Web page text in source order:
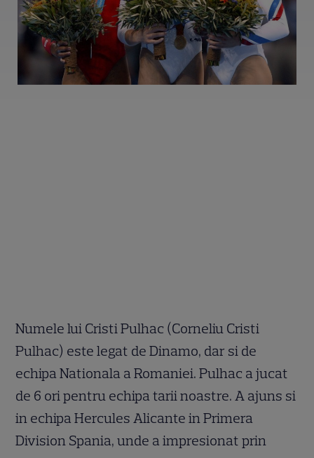
Numele lui Cristi Pulhac (Corneliu Cristi
Pulhac) este legat de Dinamo, dar si de
echipa Nationala a Romaniei. Pulhac a jucat
de 6 ori pentru echipa tarii noastre. A ajuns si
in echipa Hercules Alicante in Primera
Division Spania, unde a impresionat prin